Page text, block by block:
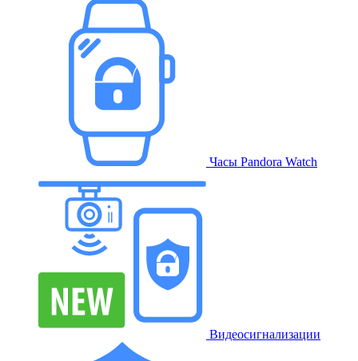
Часы Pandora Watch
Видеосигнализации